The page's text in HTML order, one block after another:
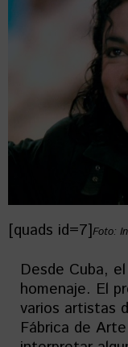
[quads id=7]Foto:
Desde Cuba, el
homenaje. El
varios artistas
Fábrica de